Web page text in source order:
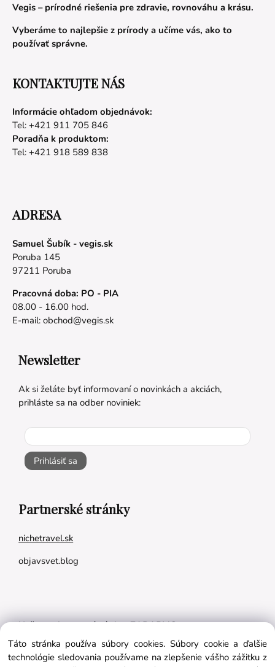
Vegis – prírodné riešenia pre zdravie, rovnováhu a krásu.
Vyberáme to najlepšie z prírody a učíme vás, ako to
používať správne.
KONTAKTUJTE NÁS
Informácie ohľadom objednávok:
Tel: +421 911 705 846
Poradňa k produktom:
Tel: +421 918 589 838
ADRESA
Samuel Šubík - vegis.sk
Poruba 145
97211 Poruba
Pracovná doba: PO - PIA
08.00 - 16.00 hod.
E-mail: obchod@vegis.sk
Newsletter
Ak si želáte byť informovaní o novinkách a akciách,
prihláste sa na odber noviniek:
Prihlásiť sa
Partnerské stránky
nichetravel.sk
objavsvet.blog
Naše appky pre vás úplne ZADARMO:
Tréningový plán na mieru
Táto stránka používa súbory cookies. Súbory cookie a ďalšie
technológie sledovania používame na zlepšenie vášho zážitku z